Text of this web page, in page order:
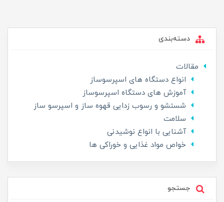
دسته‌بندی
مقالات
انواع دستگاه های اسپرسوساز
آموزش های دستگاه اسپرسوساز
شستشو و رسوب زدایی قهوه ساز و اسپرسو ساز
سلامت
آشنایی با انواع نوشیدنی
خواص مواد غذایی و خوراکی ها
جستجو